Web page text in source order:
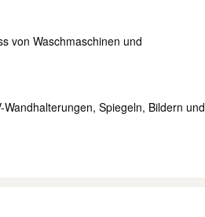
von Waschmaschinen und
Spiegeln, Bildern und